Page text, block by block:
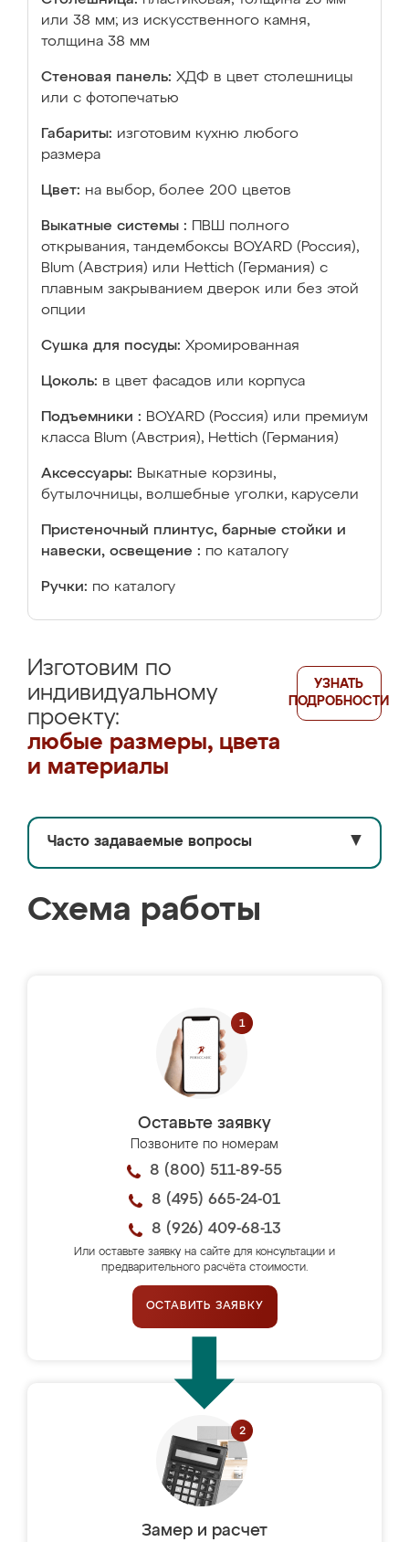
или 38 мм; из искусственного камня,
толщина 38 мм
Стеновая панель: ХДФ в цвет столешницы
или с фотопечатью
Габариты: изготовим кухню любого
размера
Цвет: на выбор, более 200 цветов
Выкатные системы :
ПВШ полного
открывания, тандембоксы BOYARD (Россия),
Blum (Австрия) или Hettich (Германия) с
плавным закрыванием дверок или без этой
опции
Сушка для посуды: Хромированная
Цоколь: в цвет фасадов или корпуса
Подъемники : BOYARD (Россия) или премиум
класса Blum (Австрия), Hettich (Германия)
Аксессуары: Выкатные корзины,
бутылочницы, волшебные уголки, карусели
Пристеночный плинтус, барные стойки и
навески, освещение : по каталогу
Ручки: по каталогу
Изготовим по
индивидуальному
проекту:
любые размеры, цвета
и материалы
УЗНАТЬ
ПОДРОБНОСТИ
Часто задаваемые вопросы ▼
Схема работы
Оставьте заявку
Позвоните по номерам
8 (800) 511-89-55
8 (495) 665-24-01
8 (926) 409-68-13
Или оставьте заявку на сайте для консультации и
предварительного расчёта стоимости.
ОСТАВИТЬ ЗАЯВКУ
Замер и расчет